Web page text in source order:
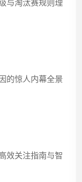
与淘汰赛规则理
的惊人内幕全景
效关注指南与智